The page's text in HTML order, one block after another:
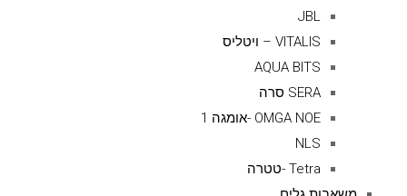
JBL
VITALIS – ויטליס
AQUA BITS
SERA סרה
OMGA NOE -אומגה 1
NLS
Tetra -טטרה